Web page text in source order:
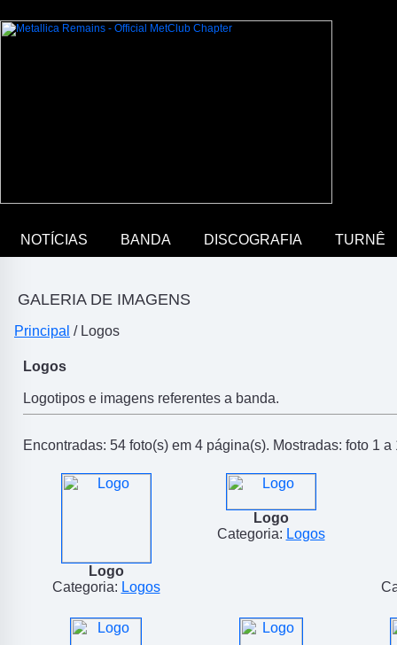
NOTÍCIAS BANDA DISCOGRAFIA TURNÊ
GALERIA DE IMAGENS
Principal / Logos
Logos
Logotipos e imagens referentes a banda.
Encontradas: 54 foto(s) em 4 página(s). Mostradas: foto 1 a
Logo
Categoria: Logos
Logo
Categoria: Logos